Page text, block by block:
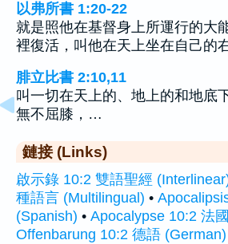
以弗所書 1:20-22
就是照他在基督身上所運行的大
裡復活，叫他在天上坐在自己的
腓立比書 2:10,11
叫一切在天上的、地上的和地底
無不屈膝，…
鏈接 (Links)
啟示錄 10:2 雙語聖經
種語言 (Multilingual) •
(Spanish) • Apocalypse 10:2 法
Offenbarung 10:2 德語 (German)